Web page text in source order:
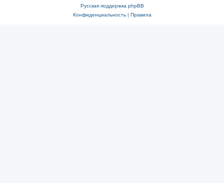
Русская поддержка phpBB
Конфиденциальность| Правила